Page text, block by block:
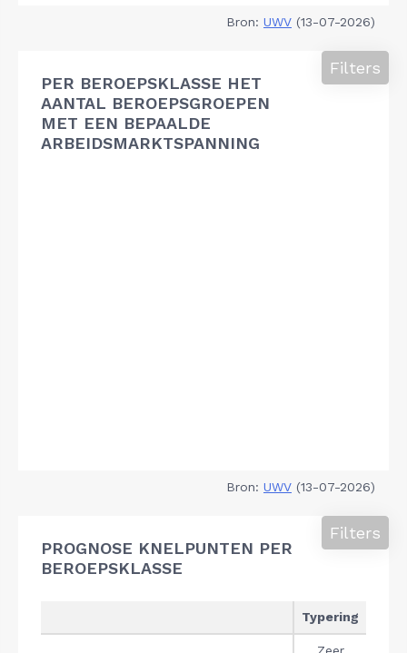
Bron: UWV (13-07-2026)
PER BEROEPSKLASSE HET
AANTAL BEROEPSGROEPEN
MET EEN BEPAALDE
ARBEIDSMARKTSPANNING
Filters
Bron: UWV (13-07-2026)
PROGNOSE KNELPUNTEN PER
BEROEPSKLASSE
Filters